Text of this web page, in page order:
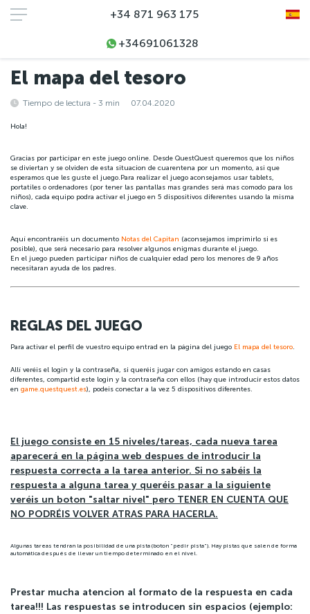
+34 871 963 175
+34691061328
El mapa del tesoro
El mapa del tesoro
Tiempo de lectura - 3 min 07.04.2020
Hola!
Gracias por participar en este juego online. Desde QuestQuest queremos que los niños
se diviertan y se olviden de esta situacion de cuarentena por un momento, asi que
esperamos que les guste el juego.Para realizar el juego aconsejamos usar tablets,
portatiles o ordenadores (por tener las pantallas mas grandes será mas comodo para los
niños), cada equipo podra activar el juego en 5 dispositivos diferentes usando la misma
clave.
Aquí encontraréis un documento Notas del Capitan (aconsejamos imprimirlo si es
posible), que será necesario para resolver algunos enigmas durante el juego.
En el juego pueden participar niños de cualquier edad pero los menores de 9 años
necesitaran ayuda de los padres.
REGLAS DEL JUEGO
Para activar el perfil de vuestro equipo entrad en la página del juego El mapa del tesoro.
Allí veréis el login y la contraseña, si queréis jugar con amigos estando en casas
diferentes, compartid este login y la contraseña con ellos (hay que introducir estos datos
en game.questquest.es), podeis conectar a la vez 5 dispositivos diferentes.
El juego consiste en 15 niveles/tareas, cada nueva tarea
aparecerá en la página web despues de introducir la
respuesta correcta a la tarea anterior. Si no sabéis la
respuesta a alguna tarea y queréis pasar a la siguiente
veréis un boton "saltar nivel" pero TENER EN CUENTA QUE
NO PODRÉIS VOLVER ATRAS PARA HACERLA.
Algunas tareas tendran la posibilidad de una pista (boton "pedir pista"). Hay pistas que salen de forma
automática después de llevar un tiempo determinado en el nivel.
Prestar mucha atencion al formato de la respuesta en cada
tarea!!! Las respuestas se introducen sin espacios (ejemplo: